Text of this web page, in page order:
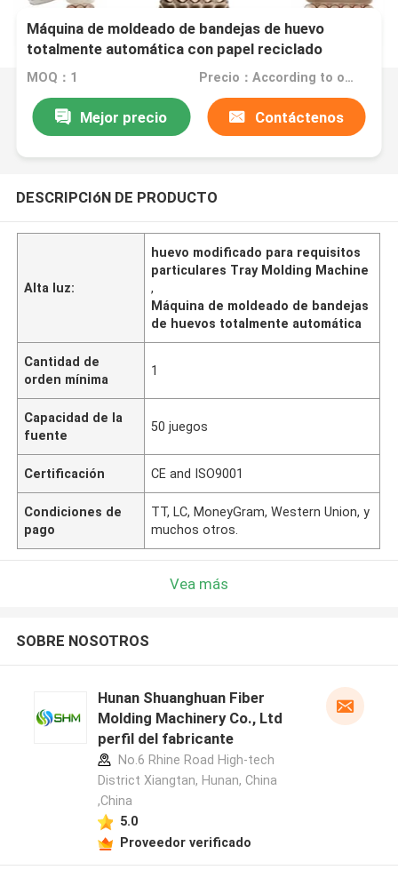
Máquina de moldeado de bandejas de huevo
totalmente automática con papel reciclado
MOQ：1 Precio：According to order
Mejor precio Contáctenos
DESCRIPCIóN DE PRODUCTO
Alta luz:
huevo modificado para requisitos
particulares Tray Molding Machine
,
Máquina de moldeado de bandejas
de huevos totalmente automática
Cantidad de
orden mínima
1
Capacidad de la
fuente
50 juegos
Certificación CE and ISO9001
Condiciones de
pago
TT, LC, MoneyGram, Western Union, y
muchos otros.
Vea más
SOBRE NOSOTROS
Hunan Shuanghuan Fiber
Molding Machinery Co., Ltd
perfil del fabricante
No.6 Rhine Road High-tech
District Xiangtan, Hunan, China
,China
5.0
Proveedor verificado